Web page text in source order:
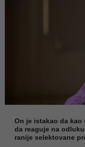
On je istakao da
da reaguje na
ranije selektovane